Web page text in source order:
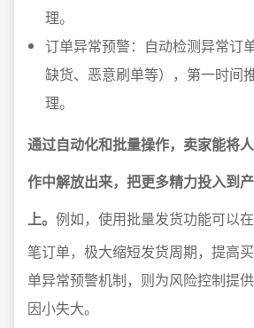
理。
订单异常预警：自动检测异常订
缺货、恶意刷单等），第一时间
理。
通过自动化和批量操作，卖家能将
作中解放出来，把更多精力投入到
上。 例如，使用批量发货功能可以
笔订单，极大缩短发货周期，提高
单异常预警机制，则为风险控制提
因小失大。